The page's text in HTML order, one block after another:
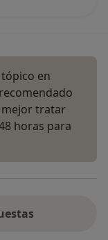
en
mejor tratar
horas para